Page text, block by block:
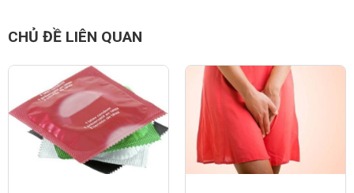
CHỦ ĐỀ LIÊN QUAN